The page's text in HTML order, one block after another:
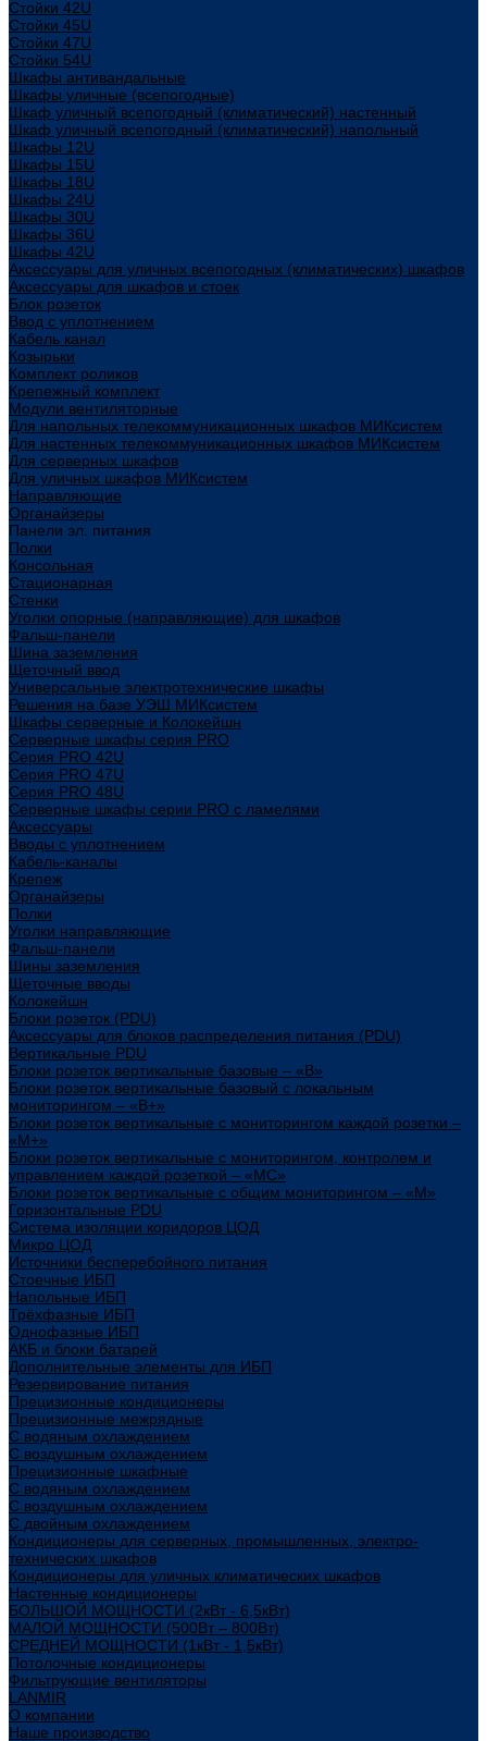
Стойки 42U
Стойки 45U
Стойки 47U
Стойки 54U
Шкафы антивандальные
Шкафы уличные (всепогодные)
Шкаф уличный всепогодный (климатический) настенный
Шкаф уличный всепогодный (климатический) напольный
Шкафы 12U
Шкафы 15U
Шкафы 18U
Шкафы 24U
Шкафы 30U
Шкафы 36U
Шкафы 42U
Аксессуары для уличных всепогодных (климатических) шкафов
Аксессуары для шкафов и стоек
Блок розеток
Ввод с уплотнением
Кабель канал
Козырьки
Комплект роликов
Крепежный комплект
Модули вентиляторные
Для напольных телекоммуникационных шкафов МИКсистем
Для настенных телекоммуникационных шкафов МИКсистем
Для серверных шкафов
Для уличных шкафов МИКсистем
Направляющие
Органайзеры
Панели эл. питания
Полки
Консольная
Стационарная
Стенки
Уголки опорные (направляющие) для шкафов
Фальш-панели
Шина заземления
Щеточный ввод
Универсальные электротехнические шкафы
Решения на базе УЭШ МИКсистем
Шкафы серверные и Колокейшн
Серверные шкафы серия PRO
Серия PRO 42U
Серия PRO 47U
Серия PRO 48U
Серверные шкафы серии PRO с ламелями
Аксессуары
Вводы с уплотнением
Кабель-каналы
Крепеж
Органайзеры
Полки
Уголки направляющие
Фальш-панели
Шины заземления
Щеточные вводы
Колокейшн
Блоки розеток (PDU)
Аксессуары для блоков распределения питания (PDU)
Вертикальные PDU
Блоки розеток вертикальные базовые – «В»
Блоки розеток вертикальные базовый с локальным
мониторингом – «В+»
Блоки розеток вертикальные с мониторингом каждой розетки –
«М+»
Блоки розеток вертикальные с мониторингом, контролем и
управлением каждой розеткой – «МС»
Блоки розеток вертикальные с общим мониторингом – «М»
Горизонтальные PDU
Система изоляции коридоров ЦОД
Микро ЦОД
Источники бесперебойного питания
Стоечные ИБП
Напольные ИБП
Трёхфазные ИБП
Однофазные ИБП
АКБ и блоки батарей
Дополнительные элементы для ИБП
Резервирование питания
Прецизионные кондиционеры
Прецизионные межрядные
С водяным охлаждением
С воздушным охлаждением
Прецизионные шкафные
С водяным охлаждением
С воздушным охлаждением
С двойным охлаждением
Кондиционеры для серверных, промышленных, электро-
технических шкафов
Кондиционеры для уличных климатических шкафов
Настенные кондиционеры
БОЛЬШОЙ МОЩНОСТИ (2кВт - 6,5кВт)
МАЛОЙ МОЩНОСТИ (500Вт – 800Вт)
СРЕДНЕЙ МОЩНОСТИ (1кВт - 1,5кВт)
Потолочные кондиционеры
Фильтрующие вентиляторы
LANMIR
О компании
Наше производство